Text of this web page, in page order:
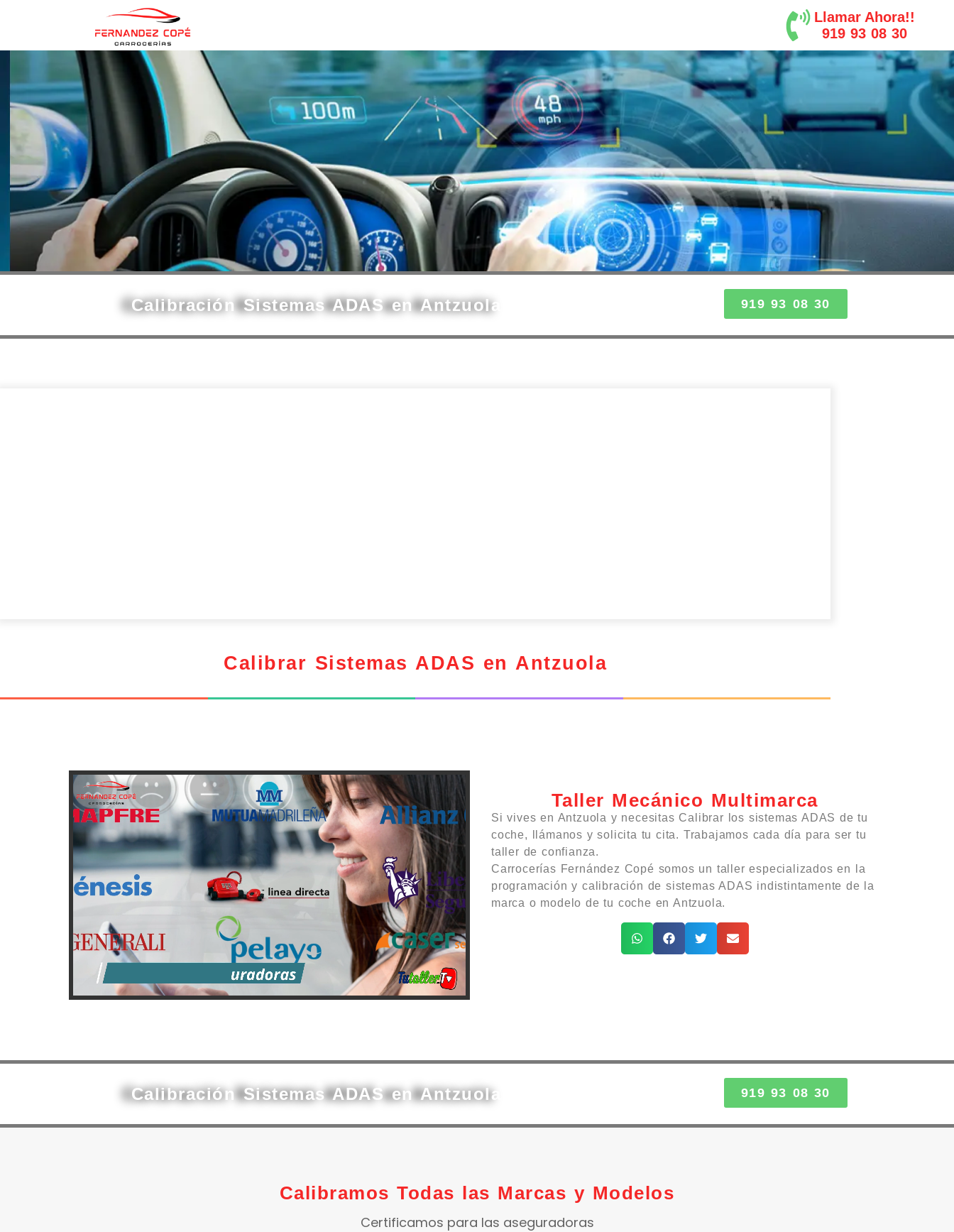
Llamar Ahora!!
919 93 08 30
Calibración Sistemas ADAS en Antzuola 919 93 08 30
Calibrar Sistemas ADAS en Antzuola
Taller Mecánico Multimarca
Si vives en Antzuola y necesitas Calibrar los sistemas ADAS de tu
coche, llámanos y solicita tu cita. Trabajamos cada día para ser tu
taller de confianza.
Carrocerías Fernández Copé somos un taller especializados en la
programación y calibración de sistemas ADAS indistintamente de la
marca o modelo de tu coche en Antzuola.
Calibración Sistemas ADAS en Antzuola 919 93 08 30
Calibramos Todas las Marcas y Modelos
Certificamos para las aseguradoras